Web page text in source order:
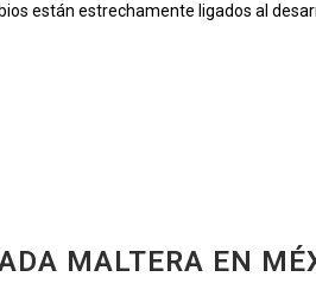
están estrechamente ligados al
MALTERA EN